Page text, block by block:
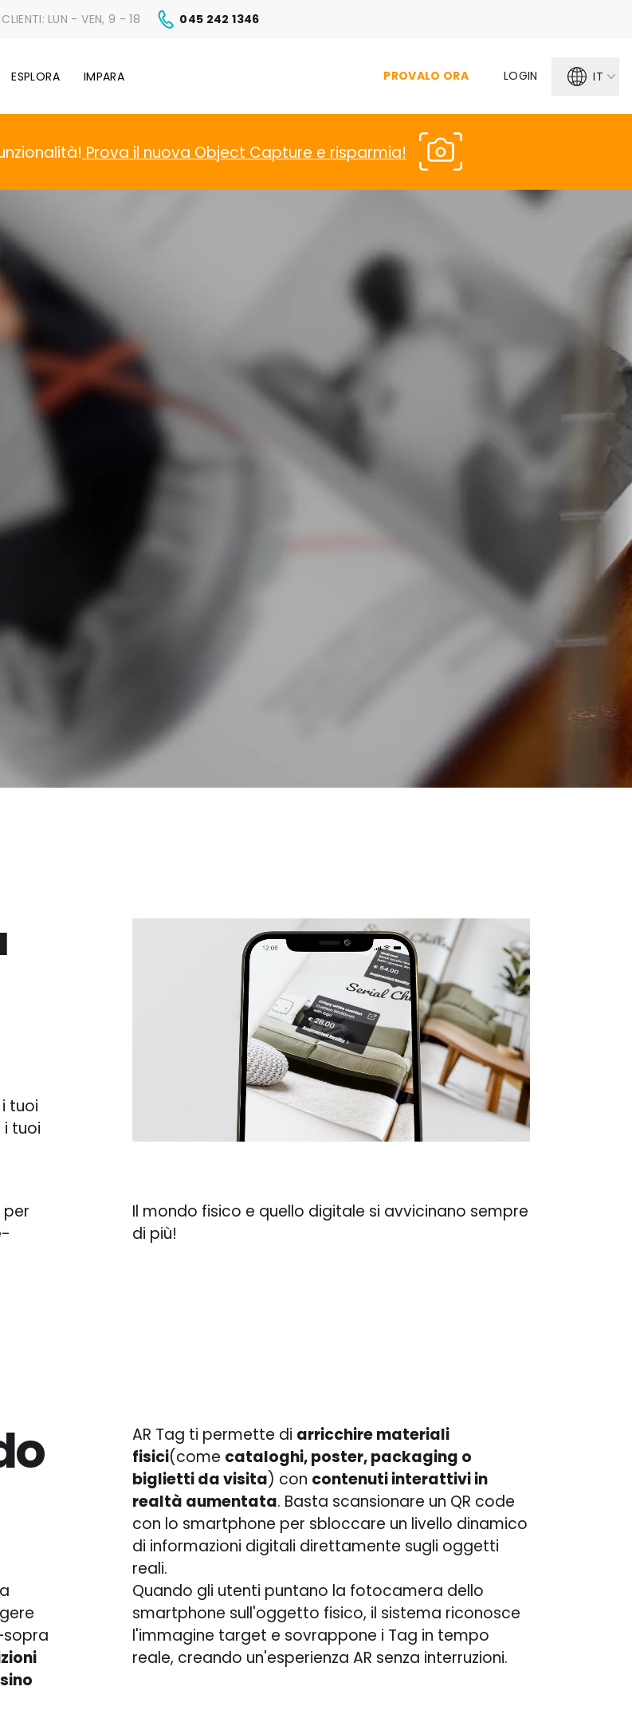
LUN - VEN, 9 - 18 045 242 1346
ESPLORA IMPARA PROVALO ORA LOGIN IT
Prova il nuova Object Capture e risparmia!
tuoi
tuoi
Il mondo fisico e quello digitale si avvicinano sempre
di più!
AR Tag ti permette di arricchire materiali
fisici(come cataloghi, poster, packaging o
biglietti da visita) con contenuti interattivi in
realtà aumentata. Basta scansionare un QR code
con lo smartphone per sbloccare un livello dinamico
di informazioni digitali direttamente sugli oggetti
reali.
Quando gli utenti puntano la fotocamera dello
smartphone sull'oggetto fisico, il sistema riconosce
l'immagine target e sovrappone i Tag in tempo
reale, creando un'esperienza AR senza interruzioni.